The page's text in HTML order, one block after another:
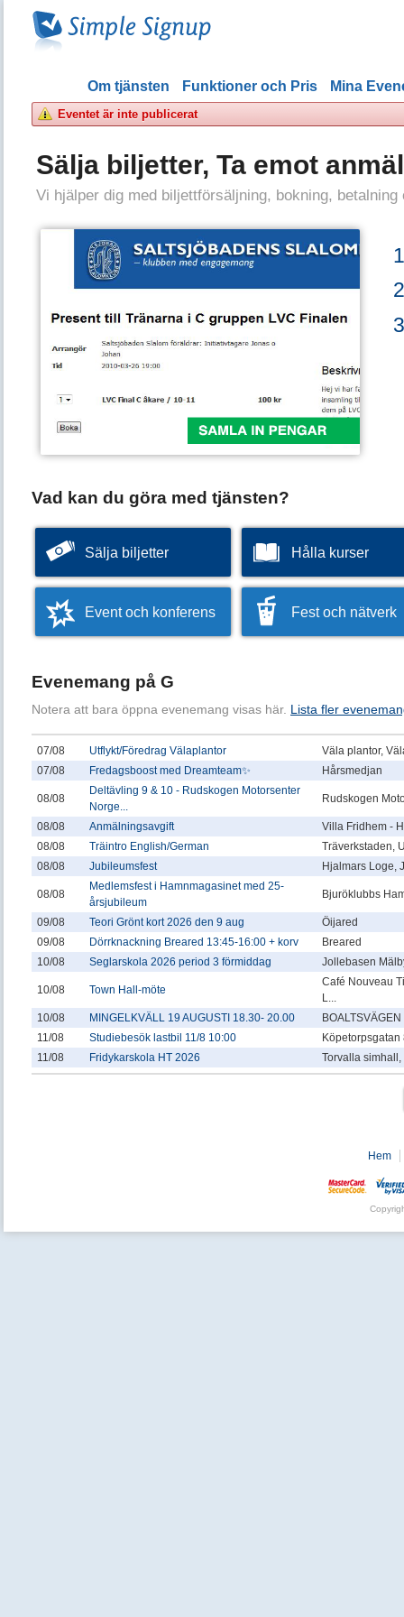
Om tjänsten Funktioner och Pris Mina
Eventet är inte publicerat
Sälja biljetter, Ta emot
Vi hjälper dig med biljettförsäljning, bokning,
Vad kan du göra med tjänsten?
Sälja biljetter Hålla kurser
Event och konferens Fest och nätverk
Evenemang på G
Notera att bara öppna evenemang visas här. Lista fler
07/08 Utflykt/Föredrag Välaplantor
Väla plantor,
07/08
Fredagsboost med Dreamteam✨ Hårsmedjan
08/08
Deltävling 9 & 10 - Rudskogen Motorsenter
Norge...
Rudskogen
08/08 Anmälningsavgift
Villa Fridhem -
08/08
Träintro English/German
Träverkstaden,
08/08
Jubileumsfest Hjalmars Loge,
08/08
Medlemsfest i Hamnmagasinet med 25-
årsjubileum
Bjuröklubbs
09/08 Teori Grönt kort 2026 den 9 aug
Öijared
09/08
Dörrknackning Breared 13:45-16:00 + korv
Breared
10/08
Seglarskola 2026 period 3 förmiddag Jollebasen
10/08 Town Hall-möte
Café Nouveau
L...
10/08
MINGELKVÄLL 19 AUGUSTI 18.30- 20.00
11/08
Studiebesök lastbil 11/8 10:00
Köpetorpsgatan
11/08
Fridykarskola HT 2026 Torvalla
Hem